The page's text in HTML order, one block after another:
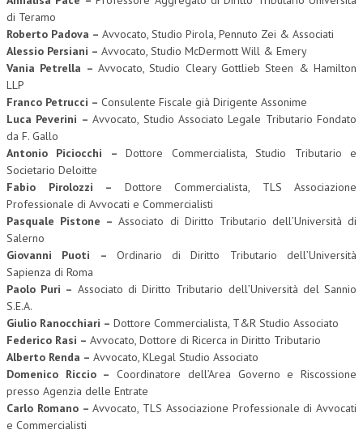
di Teramo
Roberto Padova – Avvocato, Studio Pirola, Pennuto Zei & Associati
Alessio Persiani – Avvocato, Studio McDermott Will & Emery
Vania Petrella – Avvocato, Studio Cleary Gottlieb Steen & Hamilton
LLP
Franco Petrucci – Consulente Fiscale già Dirigente Assonime
Luca Peverini –Avvocato, Studio Associato Legale Tributario Fondato
da F. Gallo
Antonio Piciocchi –Dottore Commercialista, Studio Tributario e
Societario Deloitte
Fabio Pirolozzi – Dottore Commercialista, TLS Associazione
Professionale di Avvocati e Commercialisti
Pasquale Pistone –Associato di Diritto Tributario dell’Università di
Salerno
Giovanni Puoti – Ordinario di Diritto Tributario dell’Università
Sapienza di Roma
Paolo Puri – Associato di Diritto Tributario dell’Università del Sannio
S.E.A.
Giulio Ranocchiari – Dottore Commercialista, T&R Studio Associato
Federico Rasi – Avvocato, Dottore di Ricerca in Diritto Tributario
Alberto Renda – Avvocato, KLegal Studio Associato
Domenico Riccio –Coordinatore dell’Area Governo e Riscossione
presso Agenzia delle Entrate
Carlo Romano –Avvocato, TLS Associazione Professionale di Avvocati
e Commercialisti